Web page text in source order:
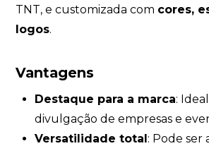
TNT, e customizada com cores,
logos.
Vantagens
Destaque para a marca:
divulgação de empresas e
Versatilidade total: Pode ser